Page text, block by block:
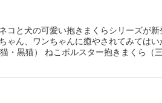
コと犬の可愛い抱きまくらシリーズが
ゃん、ワンちゃんに癒やされてみては
・黒猫） ねこボルスター抱きまくら（